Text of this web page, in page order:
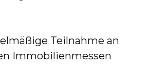
Teilnahme an
Immobilienmessen